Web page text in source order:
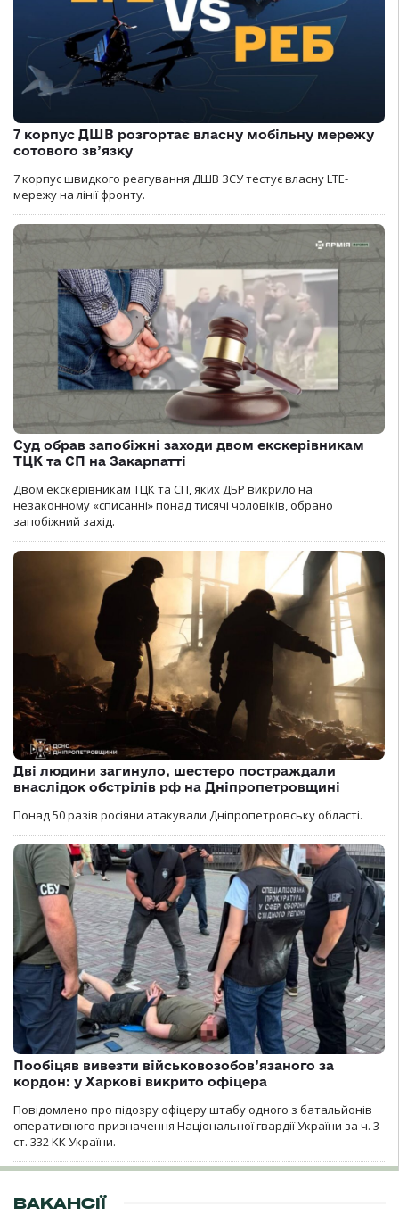
7 корпус ДШВ розгортає власну мобільну мережу
сотового зв’язку
7 корпус швидкого реагування ДШВ ЗСУ тестує власну LTE-
мережу на лінії фронту.
Суд обрав запобіжні заходи двом екскерівникам
ТЦК та СП на Закарпатті
Двом екскерівникам ТЦК та СП, яких ДБР викрило на
незаконному «списанні» понад тисячі чоловіків, обрано
запобіжний захід.
Дві людини загинуло, шестеро постраждали
внаслідок обстрілів рф на Дніпропетровщині
Понад 50 разів росіяни атакували Дніпропетровську області.
Пообіцяв вивезти військовозобов’язаного за
кордон: у Харкові викрито офіцера
Повідомлено про підозру офіцеру штабу одного з батальйонів
оперативного призначення Національної гвардії України за ч. 3
ст. 332 КК України.
ВАКАНСІЇ